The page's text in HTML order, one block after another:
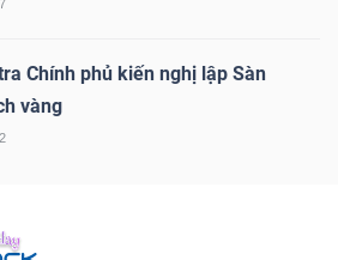
Chính phủ kiến nghị lập Sàn
vàng